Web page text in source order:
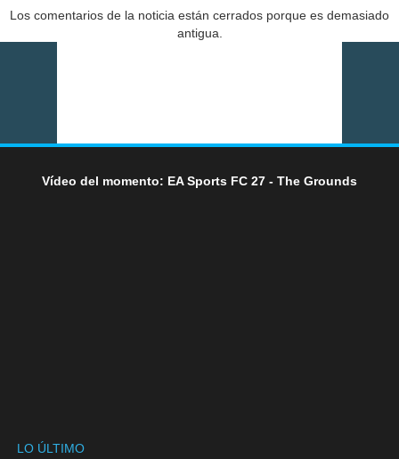
Los comentarios de la noticia están cerrados porque es demasiado
antigua.
Vídeo del momento: EA Sports FC 27 - The Grounds
LO ÚLTIMO